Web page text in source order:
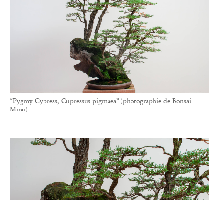
“Pygmy Cypress, Cupressus pigmaea” (photographie de Bonsai
Mirai)